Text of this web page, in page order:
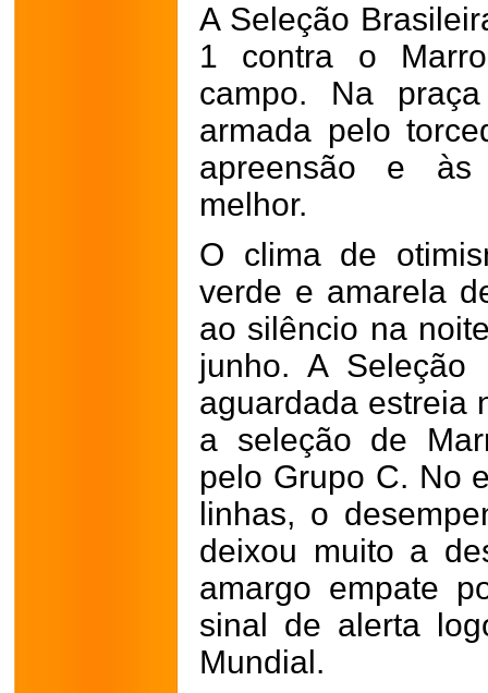
A Seleção
1 contra o
campo. Na
armada pelo
apreensão e às
melhor.
O clima de
verde e amarela
ao silêncio na
junho. A
aguardada estreia
a seleção de
pelo Grupo C. No
linhas, o
deixou muito a
amargo empate
sinal de alerta
Mundial.